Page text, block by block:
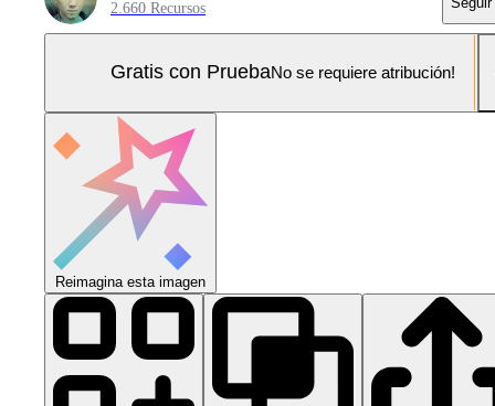
2.660 Recursos
Gratis con PruebaNo se requiere atribución!
Reimagina esta imagen